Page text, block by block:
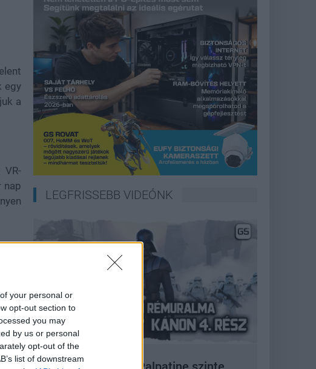
your personal or
opt-out section to
you may
by us or personal
opt-out of the
list of downstream
egy
a
nap
LEGFRISSEBB VIDEÓNK